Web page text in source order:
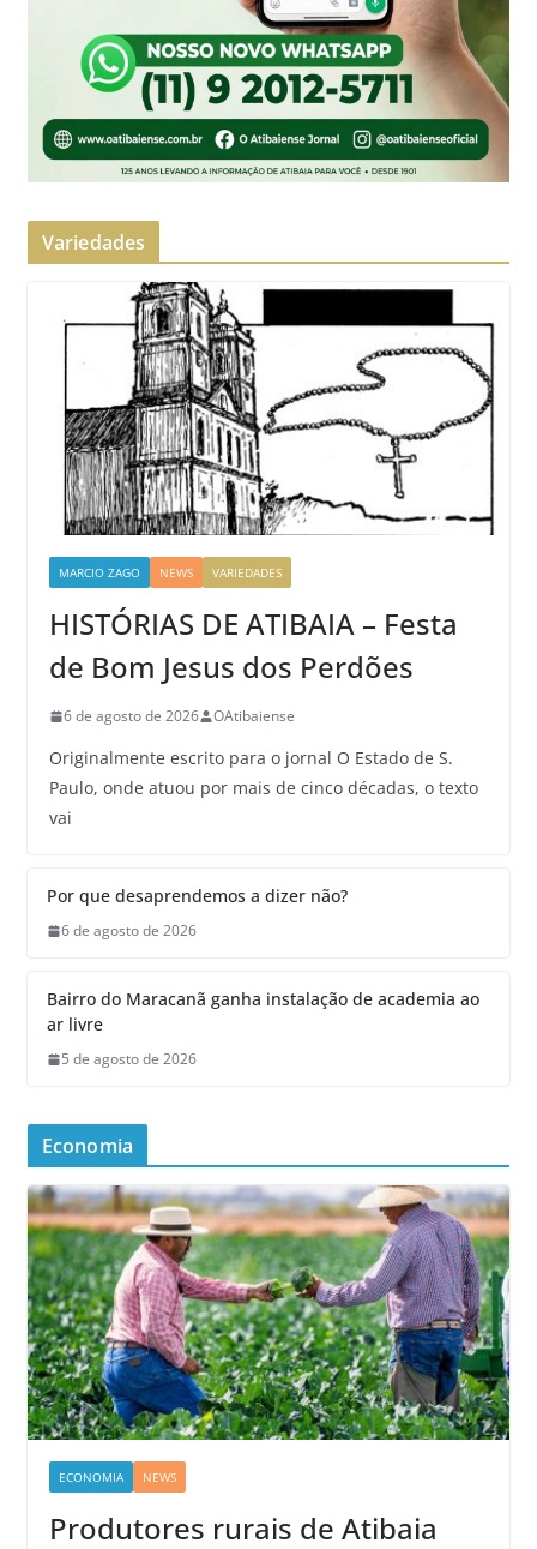
Variedades
MARCIO ZAGO NEWS VARIEDADES
HISTÓRIAS DE ATIBAIA – Festa
de Bom Jesus dos Perdões
6 de agosto de 2026 OAtibaiense
Originalmente escrito para o jornal O Estado de S.
Paulo, onde atuou por mais de cinco décadas, o texto
vai
Por que desaprendemos a dizer não?
6 de agosto de 2026
Bairro do Maracanã ganha instalação de academia ao
ar livre
5 de agosto de 2026
Economia
ECONOMIA NEWS
Produtores rurais de Atibaia